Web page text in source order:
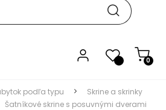
0
podľa typu
Skrine a skrinky
Šatníkové skrine s posuvnými dverami